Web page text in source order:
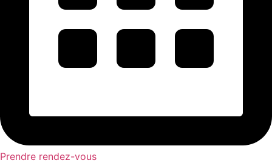
Prendre rendez-vous